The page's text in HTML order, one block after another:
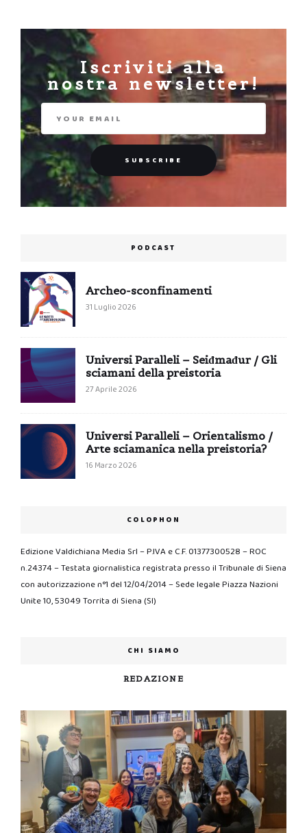
Iscriviti alla
nostra newsletter!
PODCAST
Archeo-sconfinamenti
31 Luglio 2026
Universi Paralleli – Seiđmađur / Gli
sciamani della preistoria
27 Aprile 2026
Universi Paralleli – Orientalismo /
Arte sciamanica nella preistoria?
16 Marzo 2026
COLOPHON
Edizione Valdichiana Media Srl – P.IVA e C.F. 01377300528 – ROC
n.24374 – Testata giornalistica registrata presso il Tribunale di Siena
con autorizzazione n°1 del 12/04/2014 – Sede legale Piazza Nazioni
Unite 10, 53049 Torrita di Siena (SI)
CHI SIAMO
REDAZIONE